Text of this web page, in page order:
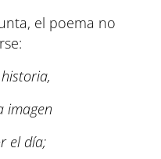
el poema no
imagen
el día;